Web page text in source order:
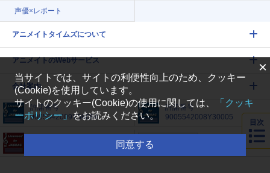
声優×レポート
アニメイトタイムズについて
アニメイトのWebサービス
会社案内
許諾番号
9005542009Y56084
許諾番号
9005542008Y30005
目次
×
当サイトでは、サイトの利便性向上のため、クッキー
(Cookie)を使用しています。
サイトのクッキー(Cookie)の使用に関しては、
「クッキ
ーポリシー」をお読みください。
同意する